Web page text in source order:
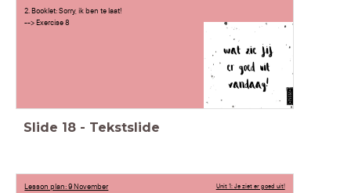
2. Booklet: Sorry, ik ben te laat!
--> Exercise 8
Slide 18 - Tekstslide
Lesson plan: 9 November
Unit 1: Je ziet er goed uit!